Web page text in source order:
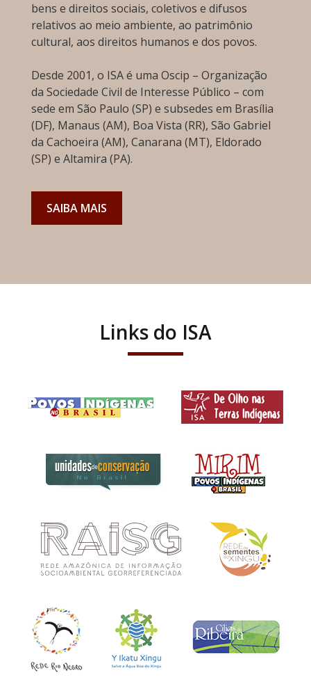
bens e direitos sociais, coletivos e difusos
relativos ao meio ambiente, ao patrimônio
cultural, aos direitos humanos e dos povos.
Desde 2001, o ISA é uma Oscip – Organização
da Sociedade Civil de Interesse Público – com
sede em São Paulo (SP) e subsedes em Brasília
(DF), Manaus (AM), Boa Vista (RR), São Gabriel
da Cachoeira (AM), Canarana (MT), Eldorado
(SP) e Altamira (PA).
SAIBA MAIS
Links do ISA